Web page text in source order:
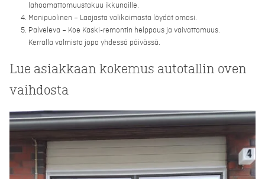
lahoamattomuustakuu ikkunoille.
Monipuolinen – Laajasta valikoimasta löydät omasi.
Palveleva – Koe Kaski-remontin helppous ja vaivattomuus.
Kerralla valmista jopa yhdessä päivässä.
Lue asiakkaan kokemus autotallin oven
vaihdosta